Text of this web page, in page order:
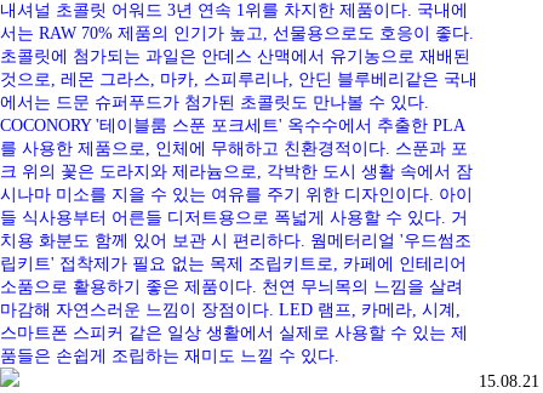
내셔널 초콜릿 어워드 3년 연속 1위를 차지한 제품이다. 국내에
서는 RAW 70% 제품의 인기가 높고, 선물용으로도 호응이 좋다.
초콜릿에 첨가되는 과일은 안데스 산맥에서 유기농으로 재배된
것으로, 레몬 그라스, 마카, 스피루리나, 안딘 블루베리같은 국내
에서는 드문 슈퍼푸드가 첨가된 초콜릿도 만나볼 수 있다.
COCONORY '테이블룸 스푼 포크세트' 옥수수에서 추출한 PLA
를 사용한 제품으로, 인체에 무해하고 친환경적이다. 스푼과 포
크 위의 꽃은 도라지와 제라늄으로, 각박한 도시 생활 속에서 잠
시나마 미소를 지을 수 있는 여유를 주기 위한 디자인이다. 아이
들 식사용부터 어른들 디저트용으로 폭넓게 사용할 수 있다. 거
치용 화분도 함께 있어 보관 시 편리하다. 웜메터리얼 '우드썸조
립키트' 접착제가 필요 없는 목제 조립키트로, 카페에 인테리어
소품으로 활용하기 좋은 제품이다. 천연 무늬목의 느낌을 살려
마감해 자연스러운 느낌이 장점이다. LED 램프, 카메라, 시계,
스마트폰 스피커 같은 일상 생활에서 실제로 사용할 수 있는 제
품들은 손쉽게 조립하는 재미도 느낄 수 있다.
15.08.21